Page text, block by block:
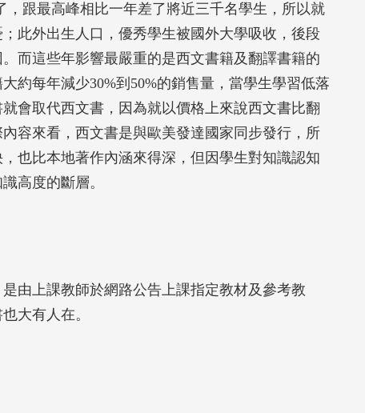
跟最高峰相比一年差了將近三千名學生，所以就
此外出生人口，優秀學生被國外大學吸收，後段
而這些年影響最嚴重的是西文書籍及翻譯書籍的
約每年減少30%到50%的銷售量，當學生學習低落
會取代西文書，因為就以價格上來說西文書比翻
容來看，西文書是與歐美發達國家同步發行，所
也比本地著作內涵來得深，但因學生對知識認知
高度的斷層。
由上課教師於網路公告上課指定教材及參考教
大有人在。